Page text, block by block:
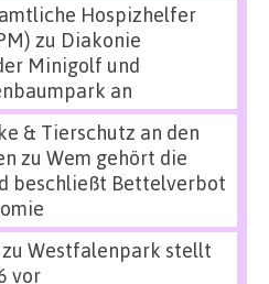
Hospizhelfer
zu Diakonie
Minigolf und
an
& Tierschutz an den
zu Wem gehört die
beschließt Bettelverbot
zu Westfalenpark stellt
vor